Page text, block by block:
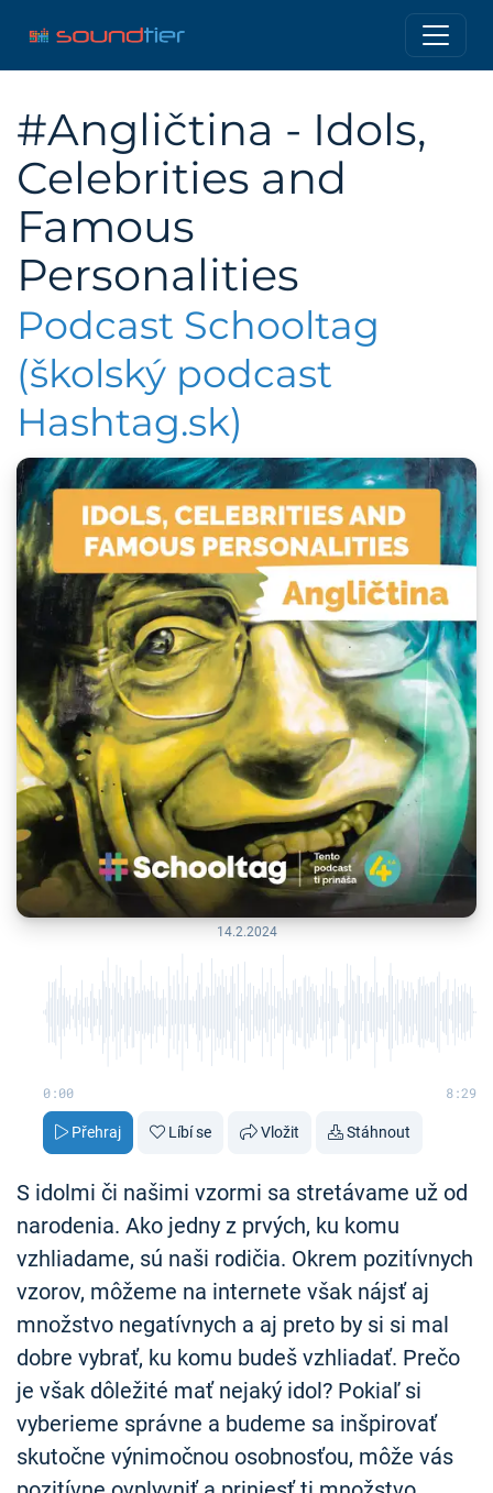
#Angličtina - Idols,
Celebrities and
Famous
Personalities
Podcast Schooltag
(školský podcast
Hashtag.sk)
14.2.2024
0:00 8:29
Přehraj Líbí se Vložit Stáhnout
S idolmi či našimi vzormi sa stretávame už od
narodenia. Ako jedny z prvých, ku komu
vzhliadame, sú naši rodičia. Okrem pozitívnych
vzorov, môžeme na internete však nájsť aj
množstvo negatívnych a aj preto by si si mal
dobre vybrať, ku komu budeš vzhliadať. Prečo
je však dôležité mať nejaký idol? Pokiaľ si
vyberieme správne a budeme sa inšpirovať
skutočne výnimočnou osobnosťou, môže vás